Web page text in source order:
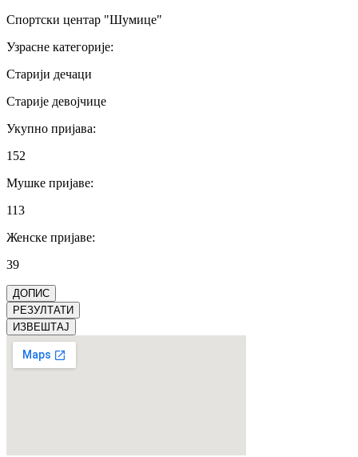
Спортски центар "Шумице"
Узрасне категорије:
Старији дечаци
Старије девојчице
Укупно пријава:
152
Мушке пријаве:
113
Женске пријаве:
39
ДОПИС
РЕЗУЛТАТИ
ИЗВЕШТАЈ